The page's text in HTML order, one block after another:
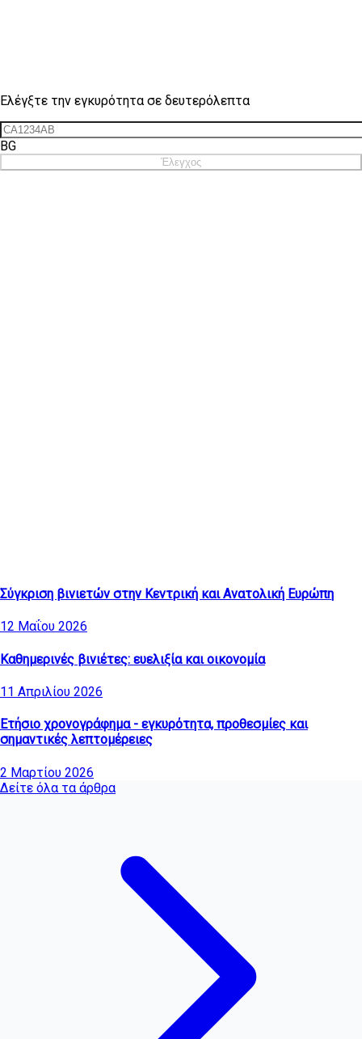
Ελέγξτε την εγκυρότητα σε δευτερόλεπτα
BG
Έλεγχος
Σύγκριση βινιετών στην Κεντρική και Ανατολική Ευρώπη
12 Μαΐου 2026
Καθημερινές βινιέτες: ευελιξία και οικονομία
11 Απριλίου 2026
Ετήσιο χρονογράφημα - εγκυρότητα, προθεσμίες και
σημαντικές λεπτομέρειες
2 Μαρτίου 2026
Δείτε όλα τα άρθρα